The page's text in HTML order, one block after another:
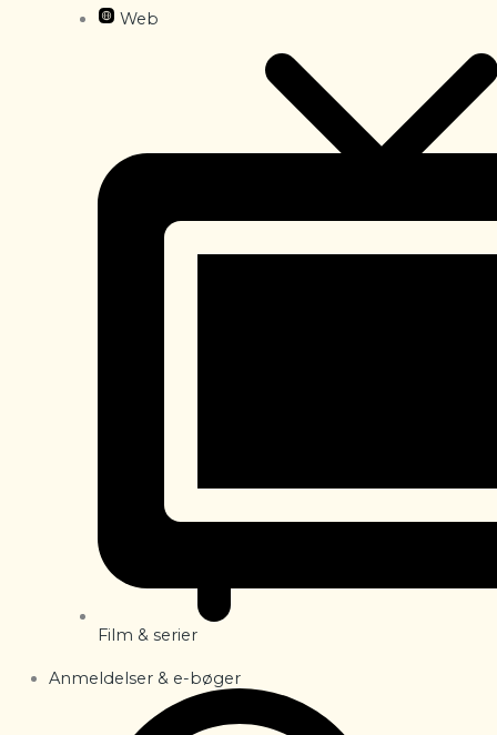
Web
Film & serier
Anmeldelser & e-bøger